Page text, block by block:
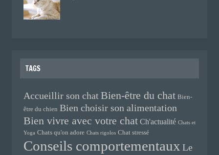
TAGS
Accueillir son chat Bien-être du chat Bien-
être du chien Bien choisir son alimentation
Bien vivre avec votre chat Ch'actualité Chats et
Yoga Chats qu'on adore Chats rigolos Chat stressé
Conseils comportementaux Le